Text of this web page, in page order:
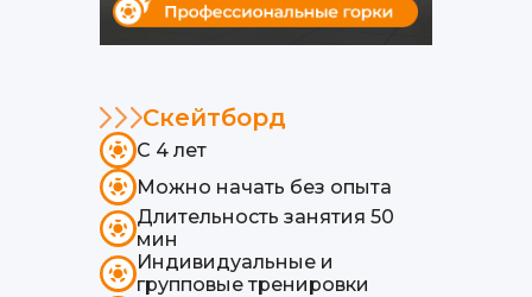
Скейтборд
С 4 лет
Можно начать без опыта
Длительность занятия 50
мин
Индивидуальные и
групповые тренировки